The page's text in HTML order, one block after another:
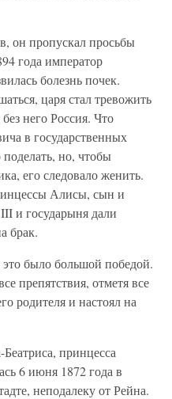
он пропускал просьбы
года император
болезнь почек.
царя стал тревожить
него Россия. Что
в государственных
поделать, но, чтобы
его следовало женить.
Алисы, сын и
и государыня дали
брак.
было большой победой.
препятствия, отметя все
родителя и настоял на
принцесса
6 июня 1872 года в
неподалеку от Рейна.